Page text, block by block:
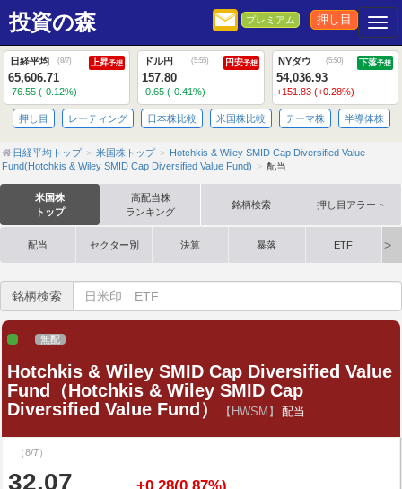
投資の森 プレミアム 押し目
日経平均 (8/7) 上昇予想
65,606.71
-76.55 (-0.12%)
ドル円 (5:55) 円安予想
157.80
-0.65 (-0.41%)
NYダウ (5:50) 下落予想
54,036.93
+151.83 (+0.28%)
押し目 レーティング 日本株比較 米国株比較 テーマ株 半導体株
日経平均トップ 米国株トップ
Hotchkis & Wiley SMID Cap Diversified Value
Fund(Hotchkis & Wiley SMID Cap Diversified Value Fund)
配当
米国株
トップ
高配当株
ランキング
銘柄検索 押し目アラート
配当 セクター別 決算 暴落 ETF
銘柄検索
無配
Hotchkis & Wiley SMID Cap Diversified Value
Fund（Hotchkis & Wiley SMID Cap
Diversified Value Fund）
【HWSM】 配当
（8/7）
32.07